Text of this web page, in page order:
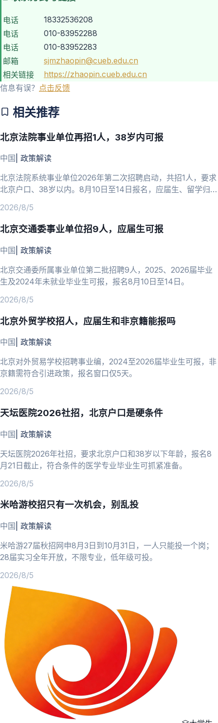
电话
18332536208
电话
010-83952288
电话
010-83952283
邮箱
sjmzhaopin@cueb.edu.cn
相关链接
https://zhaopin.cueb.edu.cn
信息有误？ 点击反馈
相关推荐
北京法院事业单位再招1人，38岁内可报
中国 政策解读
北京法院系统事业单位2026年第二次招聘启动，共招1人，要求
北京户口、38岁以内。8月10日至14日报名，应届生、留学归国
2026/8/5
北京交通委事业单位招9人，应届生可报
中国 政策解读
北京交通委所属事业单位第二批招聘9人，2025、2026届毕业
生及2024年未就业毕业生可报，报名8月10日至14日。
2026/8/5
北京外贸学校招人，应届生和非京籍能报吗
中国 政策解读
北京对外贸易学校招聘事业编，2024至2026届毕业生可报，非
京籍需符合引进政策，报名窗口仅5天。
2026/8/5
天坛医院2026社招，北京户口是硬条件
中国 政策解读
天坛医院2026年社招，要求北京户口和38岁以下年龄，报名8
月21日截止，符合条件的医学专业毕业生可抓紧准备。
2026/8/5
米哈游校招只有一次机会，别乱投
中国 政策解读
米哈游27届秋招网申8月3日到10月31日，一人只能投一个岗；
28届实习全年开放，不限专业，低年级可投。
2026/8/5